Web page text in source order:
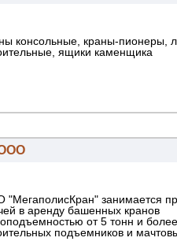
консольные, краны-пионеры,
ящики каменщика
занимается
в аренду башенных кранов
от 5 тонн и
подъемников и